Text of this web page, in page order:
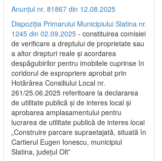
Anunțul nr. 81867 din 12.08.2025
Dispoziția Primarului Municipiului Slatina nr.
1245 din 02.09.2025 - constituirea comisiei
de verificare a dreptului de proprietate sau
a altor drepturi reale și acordarea
despăgubirilor pentru imobilele cuprinse în
coridorul de expropriere aprobat prin
Hotărârea Consiliului Local nr.
261/25.06.2025 referitoare la declararea
de utilitate publică și de interes local și
aprobarea amplasamentului pentru
lucrarea de utilitate publică de interes local
„Construire parcare supraetajată, situată în
Cartierul Eugen Ionescu, municipiul
Slatina, județul Olt”